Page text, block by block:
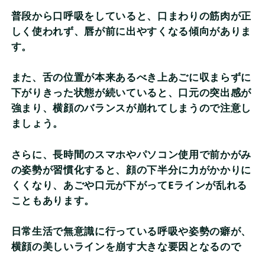
普段から口呼吸をしていると、口まわりの筋肉が正
しく使われず、唇が前に出やすくなる傾向がありま
す。
また、舌の位置が本来あるべき上あごに収まらずに
下がりきった状態が続いていると、口元の突出感が
強まり、横顔のバランスが崩れてしまうので注意し
ましょう。
さらに、長時間のスマホやパソコン使用で前かがみ
の姿勢が習慣化すると、顔の下半分に力がかかりに
くくなり、あごや口元が下がってEラインが乱れる
こともあります。
日常生活で無意識に行っている呼吸や姿勢の癖が、
横顔の美しいラインを崩す大きな要因となるので